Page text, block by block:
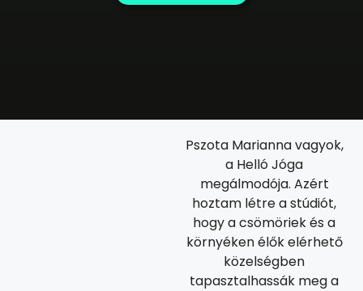
Pszota Marianna vagyok,
a Helló Jóga
megálmodója. Azért
hoztam létre a stúdiót,
hogy a csömöriek és a
környéken élők elérhető
közelségben
tapasztalhassák meg a